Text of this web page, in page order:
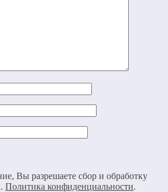
Вы разрешаете сбор и обработку
Политика конфиденциальности.